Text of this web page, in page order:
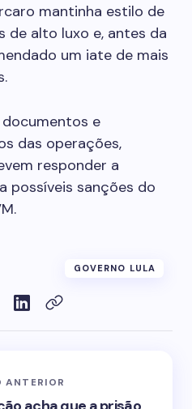
mantinha estilo de
de alto luxo e, antes da
um iate de mais
documentos e
das operações,
responder a
possíveis sanções do
GOVERNO LULA
ANTERIOR